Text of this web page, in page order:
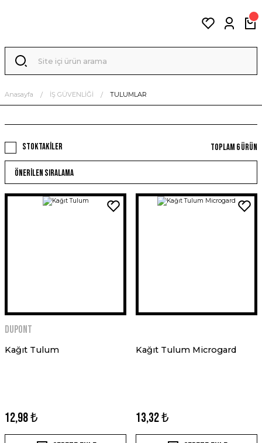
Anasayfa İŞ GÜVENLİĞİ TULUMLAR
Stoktakiler Toplam 6 ürün
DUPONT
Kağıt Tulum
12,98 ₺
Kağıt Tulum Microgard
13,32 ₺